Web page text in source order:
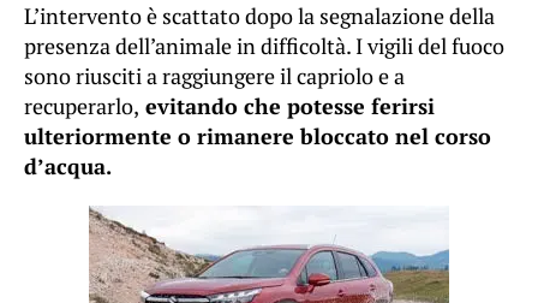
L’intervento è scattato dopo la segnalazione della
presenza dell’animale in difficoltà. I vigili del fuoco
sono riusciti a raggiungere il capriolo e a
recuperarlo, evitando che potesse ferirsi
ulteriormente o rimanere bloccato nel corso
d’acqua.